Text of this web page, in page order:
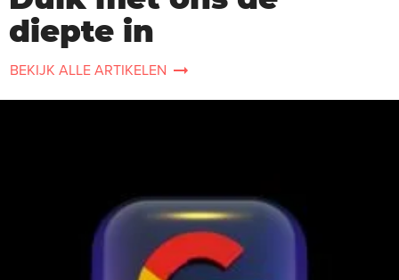
diepte in
BEKIJK ALLE ARTIKELEN